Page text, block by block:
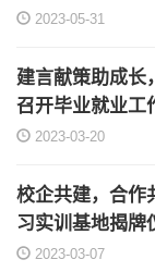
2023-05-31
建言献策助成
召开毕业就业工
2023-03-20
校企共建，合
习实训基地揭牌
2023-03-07